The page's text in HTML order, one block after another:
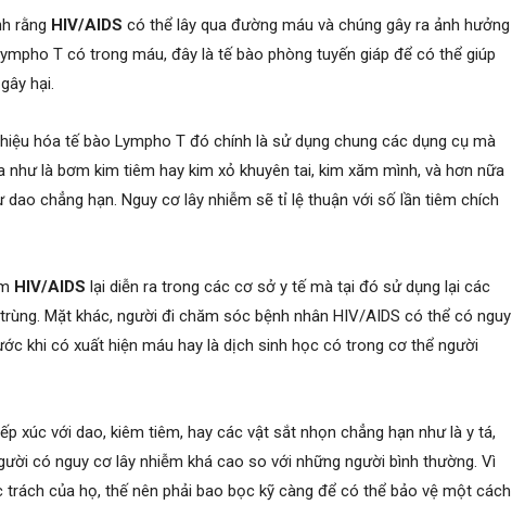
rằng HIV/AIDS có thể lây qua đường máu và chúng gây ra ảnh hưởng
T có trong máu, đây là tế bào phòng tuyến giáp để có thể giúp
hại.
hóa tế bào Lympho T đó chính là sử dụng chung các dụng cụ mà
là bơm kim tiêm hay kim xỏ khuyên tai, kim xăm mình, và hơn nữa
chẳng hạn. Nguy cơ lây nhiễm sẽ tỉ lệ thuận với số lần tiêm chích
HIV/AIDS lại diễn ra trong các cơ sở y tế mà tại đó sử dụng lại các
Mặt khác, người đi chăm sóc bệnh nhân HIV/AIDS có thể có nguy
khi có xuất hiện máu hay là dịch sinh học có trong cơ thể người
xúc với dao, kiêm tiêm, hay các vật sắt nhọn chẳng hạn như là y tá,
có nguy cơ lây nhiễm khá cao so với những người bình thường. Vì
của họ, thế nên phải bao bọc kỹ càng để có thể bảo vệ một cách